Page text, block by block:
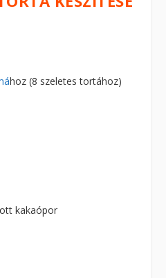
hoz (8 szeletes tortához)
kakaópor